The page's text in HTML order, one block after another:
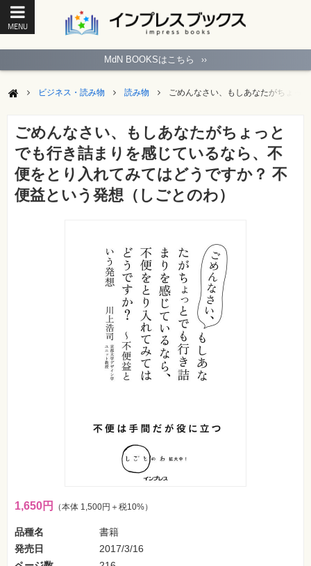
MENU
ペ
ジ
ソ
コ
ン
ソ
フ
ト
読
み
カ
メ
MdN BOOKSはこちら ››
ビジネス・読み物 読み物 ごめんなさい、もしあなたがちょっ
ごめんなさい、もしあなたがちょっと
でも行き詰まりを感じているなら、不
便をとり入れてみてはどうですか？ 不
便益という発想（しごとのわ）
1,650円 （本体 1,500円＋税10%）
品種名
書籍
発売日
2017/3/16